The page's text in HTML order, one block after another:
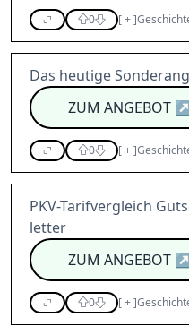
0 [+]
Das heutige
ZUM ANGEBOT
0 [+]
PKV-Tarifvergleich
letter
ZUM ANGEBOT
0 [+]